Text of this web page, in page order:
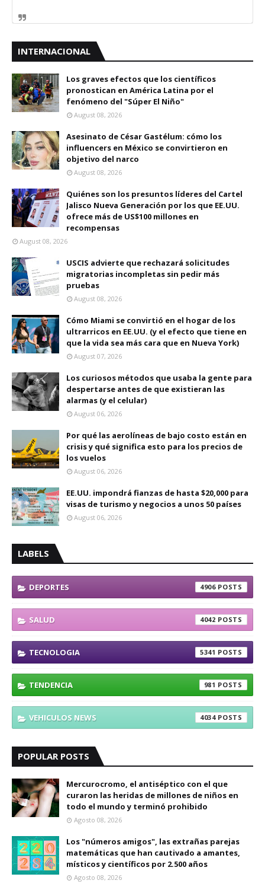
INTERNACIONAL
Los graves efectos que los científicos
pronostican en América Latina por el
fenómeno del "Súper El Niño"
August 08, 2026
Asesinato de César Gastélum: cómo los
influencers en México se convirtieron en
objetivo del narco
August 08, 2026
Quiénes son los presuntos líderes del Cartel
Jalisco Nueva Generación por los que EE.UU.
ofrece más de US$100 millones en
recompensas
August 08, 2026
USCIS advierte que rechazará solicitudes
migratorias incompletas sin pedir más
pruebas
August 08, 2026
Cómo Miami se convirtió en el hogar de los
ultrarricos en EE.UU. (y el efecto que tiene en
que la vida sea más cara que en Nueva York)
August 07, 2026
Los curiosos métodos que usaba la gente para
despertarse antes de que existieran las
alarmas (y el celular)
August 06, 2026
Por qué las aerolíneas de bajo costo están en
crisis y qué significa esto para los precios de
los vuelos
August 06, 2026
EE.UU. impondrá fianzas de hasta $20,000 para
visas de turismo y negocios a unos 50 países
August 06, 2026
LABELS
DEPORTES 4906
SALUD 4042
TECNOLOGIA 5341
TENDENCIA 981
VEHICULOS NEWS 4034
POPULAR POSTS
Mercurocromo, el antiséptico con el que
curaron las heridas de millones de niños en
todo el mundo y terminó prohibido
Agosto 08, 2026
Los "números amigos", las extrañas parejas
matemáticas que han cautivado a amantes,
místicos y científicos por 2.500 años
Agosto 08, 2026